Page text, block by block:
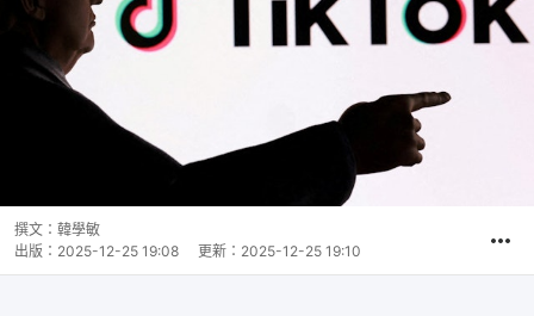
撰文： 韓學敏
出版： 2025-12-25 19:08 更新： 2025-12-25 19:10